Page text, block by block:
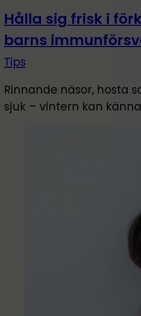
Hålla sig frisk i
barns
Tips
Rinnande näsor, hosta
sjuk – vintern kan